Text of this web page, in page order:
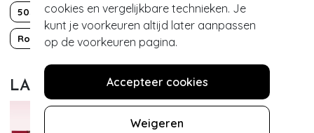
cookies en vergelijkbare technieken. Je
kunt je voorkeuren altijd later aanpassen
op de voorkeuren pagina.
Accepteer cookies
Weigeren
50s Classy chic Effen
Rockabilly Valentijn
LAATST BEWONDERD